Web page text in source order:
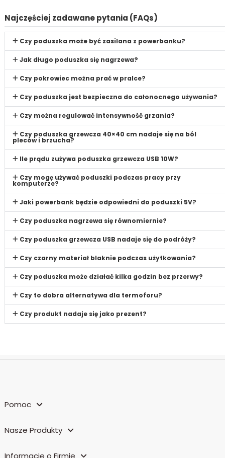
Najczęściej zadawane pytania (FAQs)
Czy poduszka może być zasilana z powerbanku?
Jak długo poduszka się nagrzewa?
Czy pokrowiec można prać w pralce?
Czy poduszka jest bezpieczna do całonocnego używania?
Czy można regulować intensywność grzania?
Czy poduszka grzewcza 40×40 cm nadaje się na ból
pleców i brzucha?
Ile prądu zużywa poduszka grzewcza USB 10W?
Czy mogę używać poduszki podczas pracy przy
komputerze?
Jaki powerbank będzie odpowiedni do poduszki 5V?
Czy poduszka nagrzewa się równomiernie?
Czy poduszka grzewcza USB nadaje się do podróży?
Czy czarny materiał blaknie podczas użytkowania?
Czy poduszka może działać kilka godzin bez przerwy?
Czy to dobra alternatywa dla termoforu?
Czy produkt nadaje się jako prezent?
Pomoc
Nasze Produkty
Informacje o Firmie